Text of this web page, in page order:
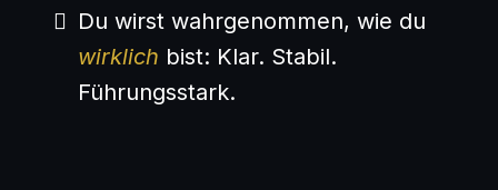
Du wirst wahrgenommen, wie du
wirklich bist: Klar. Stabil.
Führungsstark.